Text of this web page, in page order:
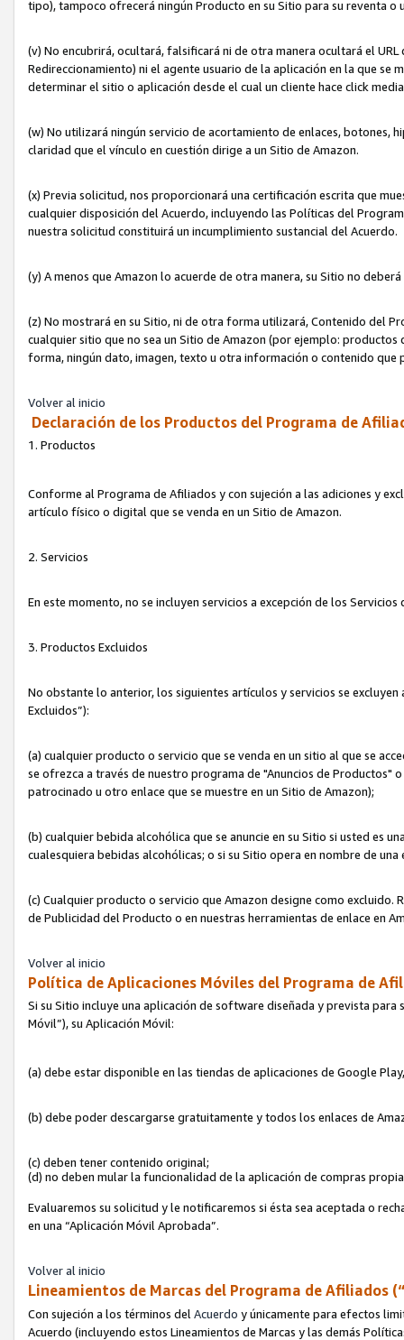
tipo), tampoco ofrecerá ningún Producto en su Sitio para su reventa o
(v) No encubrirá, ocultará, falsificará ni de otra manera ocultará el
Redireccionamiento) ni el agente usuario de la aplicación en la que
determinar el sitio o aplicación desde el cual un cliente hace click
(w) No utilizará ningún servicio de acortamiento de enlaces, botones,
claridad que el vínculo en cuestión dirige a un Sitio de Amazon.
(x) Previa solicitud, nos proporcionará una certificación escrita que
cualquier disposición del Acuerdo, incluyendo las Políticas del
nuestra solicitud constituirá un incumplimiento sustancial del Acuerdo.
(y) A menos que Amazon lo acuerde de otra manera, su Sitio no
(z) No mostrará en su Sitio, ni de otra forma utilizará, Contenido del
cualquier sitio que no sea un Sitio de Amazon (por ejemplo:
forma, ningún dato, imagen, texto u otra información o contenido
Volver al inicio
Declaración de los Productos del Programa de
1. Productos
Conforme al Programa de Afiliados y con sujeción a las adiciones y
artículo físico o digital que se venda en un Sitio de Amazon.
2. Servicios
En este momento, no se incluyen servicios a excepción de los
3. Productos Excluidos
No obstante lo anterior, los siguientes artículos y servicios se
Excluidos”):
(a) cualquier producto o servicio que se venda en un sitio al que se
se ofrezca a través de nuestro programa de "Anuncios de Productos"
patrocinado u otro enlace que se muestre en un Sitio de Amazon);
(b) cualquier bebida alcohólica que se anuncie en su Sitio si usted es
cualesquiera bebidas alcohólicas; o si su Sitio opera en nombre de
(c) Cualquier producto o servicio que Amazon designe como excluido.
de Publicidad del Producto o en nuestras herramientas de enlace en
Volver al inicio
Política de Aplicaciones Móviles del Programa de
Si su Sitio incluye una aplicación de software diseñada y prevista
Móvil”), su Aplicación Móvil:
(a) debe estar disponible en las tiendas de aplicaciones de Google
(b) debe poder descargarse gratuitamente y todos los enlaces de
(c) deben tener contenido original;
(d) no deben mular la funcionalidad de la aplicación de compras
Evaluaremos su solicitud y le notificaremos si ésta sea aceptada o
en una “Aplicación Móvil Aprobada”.
Volver al inicio
Lineamientos de Marcas del Programa de Afiliados
Con sujeción a los términos del Acuerdo y únicamente para efectos
Acuerdo (incluyendo estos Lineamientos de Marcas y las demás